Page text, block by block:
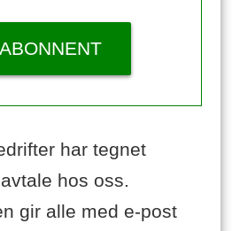
har tegnet
hos oss.
gir alle med e-post